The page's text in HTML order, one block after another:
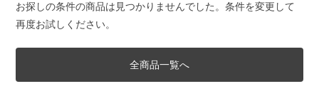
お探しの条件の商品は見つかりませんでした。条件を変更して
再度お試しください。
全商品一覧へ